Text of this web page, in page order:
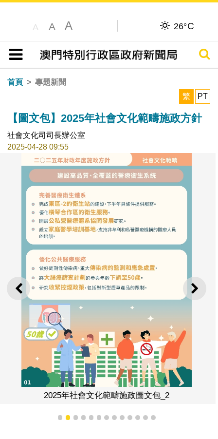
A A A 26°C
目錄
搜尋
首頁
專題新聞
繁
PT
【圖文包】2025年社會文化範疇施政方針
社會文化司司長辦公室
2025-04-28 09:55
上一則 下一
2025年社會文化範疇施政圖文包_2
1 2 3 4 5 6 7 8 9 10111213